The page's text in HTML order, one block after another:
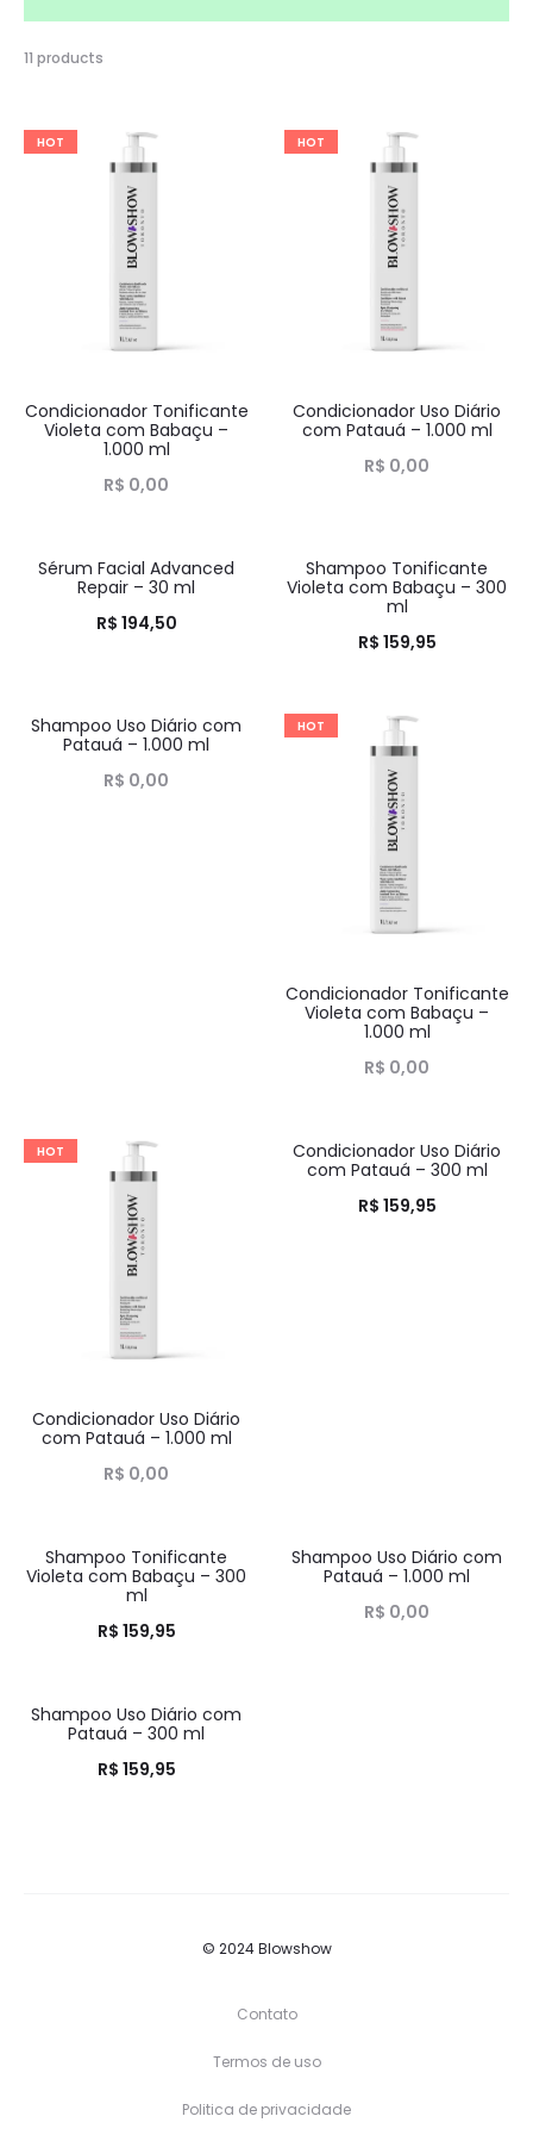
11 products
HOT
Condicionador Tonificante
Violeta com Babaçu –
1.000 ml
R$ 0,00
HOT
Condicionador Uso Diário
com Patauá – 1.000 ml
R$ 0,00
HOT
Sérum Facial Advanced
Repair – 30 ml
R$ 194,50
HOT
Shampoo Tonificante
Violeta com Babaçu – 300
ml
R$ 159,95
HOT
Shampoo Uso Diário com
Patauá – 1.000 ml
R$ 0,00
HOT
Condicionador Tonificante
Violeta com Babaçu –
1.000 ml
R$ 0,00
HOT
Condicionador Uso Diário
com Patauá – 1.000 ml
R$ 0,00
HOT
Condicionador Uso Diário
com Patauá – 300 ml
R$ 159,95
HOT
Shampoo Tonificante
Violeta com Babaçu – 300
ml
R$ 159,95
HOT
Shampoo Uso Diário com
Patauá – 1.000 ml
R$ 0,00
HOT
Shampoo Uso Diário com
Patauá – 300 ml
R$ 159,95
© 2024 Blowshow
Contato
Termos de uso
Politica de privacidade